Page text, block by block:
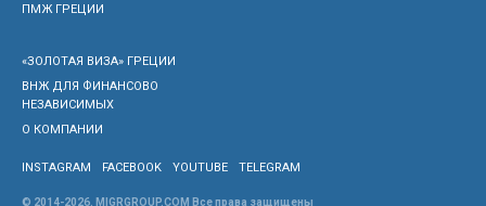
ПМЖ ГРЕЦИИ
«ЗОЛОТАЯ ВИЗА» ГРЕЦИИ
ВНЖ ДЛЯ ФИНАНСОВО
НЕЗАВИСИМЫХ
О КОМПАНИИ
INSTAGRAM FACEBOOK YOUTUBE TELEGRAM
© 2014-2026. MIGRGROUP.COM Все права защищены